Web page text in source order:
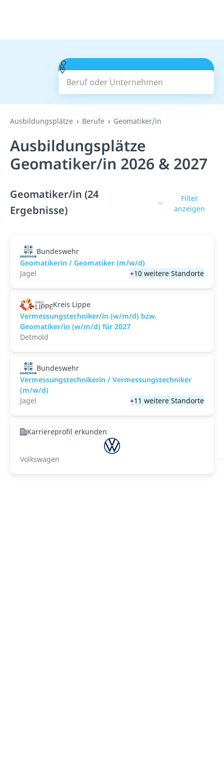
Beruf oder Unternehmen
Suchen
Ausbildungsplätze Berufe Geomatiker/in
Ausbildungsplätze
Geomatiker/in 2026 & 2027
Geomatiker/in (24
Ergebnisse)
Filter
anzeigen
Bundeswehr
Geomatikerin / Geomatiker (m/w/d)
Jagel
+10 weitere Standorte
Kreis Lippe
Vermessungstechniker/in (w/m/d) bzw.
Geomatiker/in (w/m/d) für 2027
Detmold
Bundeswehr
Vermessungstechnikerin / Vermessungstechniker
(m/w/d)
Jagel
+11 weitere Standorte
Karriereprofil erkunden
Volkswagen